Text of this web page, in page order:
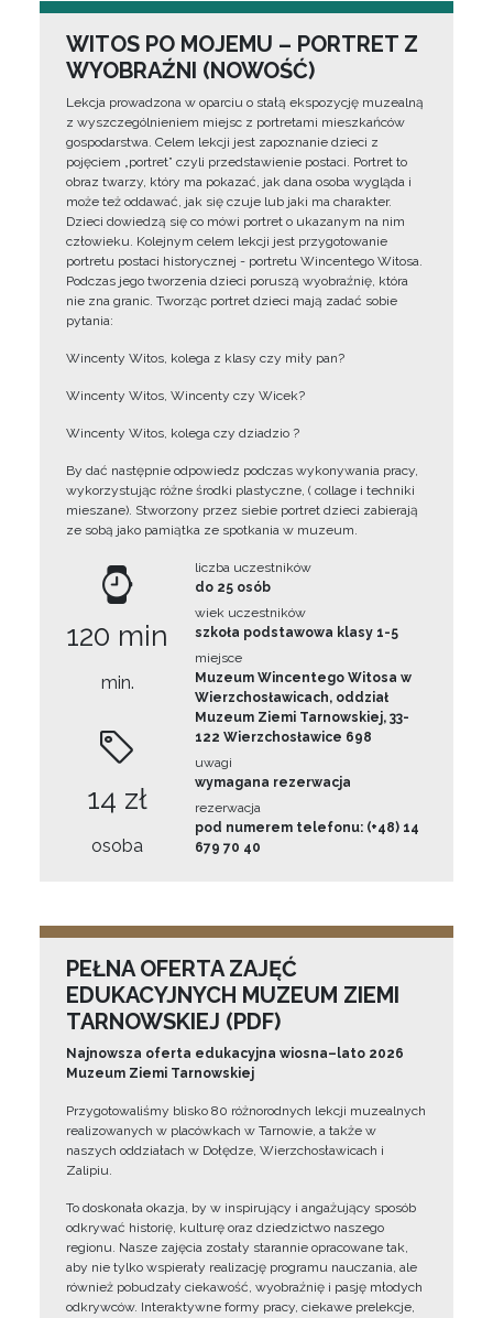
WITOS PO MOJEMU – PORTRET Z
WYOBRAŹNI (NOWOŚĆ)
Lekcja prowadzona w oparciu o stałą ekspozycję muzealną
z wyszczególnieniem miejsc z portretami mieszkańców
gospodarstwa. Celem lekcji jest zapoznanie dzieci z
pojęciem „portret” czyli przedstawienie postaci. Portret to
obraz twarzy, który ma pokazać, jak dana osoba wygląda i
może też oddawać, jak się czuje lub jaki ma charakter.
Dzieci dowiedzą się co mówi portret o ukazanym na nim
człowieku. Kolejnym celem lekcji jest przygotowanie
portretu postaci historycznej - portretu Wincentego Witosa.
Podczas jego tworzenia dzieci poruszą wyobraźnię, która
nie zna granic. Tworząc portret dzieci mają zadać sobie
pytania:
Wincenty Witos, kolega z klasy czy miły pan?
Wincenty Witos, Wincenty czy Wicek?
Wincenty Witos, kolega czy dziadzio ?
By dać następnie odpowiedz podczas wykonywania pracy,
wykorzystując różne środki plastyczne, ( collage i techniki
mieszane). Stworzony przez siebie portret dzieci zabierają
ze sobą jako pamiątka ze spotkania w muzeum.
120 min
min.
14 zł
osoba
liczba uczestników
do 25 osób
wiek uczestników
szkoła podstawowa klasy 1-5
miejsce
Muzeum Wincentego Witosa w
Wierzchosławicach, oddział
Muzeum Ziemi Tarnowskiej, 33-
122 Wierzchosławice 698
uwagi
wymagana rezerwacja
rezerwacja
pod numerem telefonu: (+48) 14
679 70 40
PEŁNA OFERTA ZAJĘĆ
EDUKACYJNYCH MUZEUM ZIEMI
TARNOWSKIEJ (PDF)
Najnowsza oferta edukacyjna wiosna–lato 2026
Muzeum Ziemi Tarnowskiej
Przygotowaliśmy blisko 80 różnorodnych lekcji muzealnych
realizowanych w placówkach w Tarnowie, a także w
naszych oddziałach w Dołędze, Wierzchosławicach i
Zalipiu.
To doskonała okazja, by w inspirujący i angażujący sposób
odkrywać historię, kulturę oraz dziedzictwo naszego
regionu. Nasze zajęcia zostały starannie opracowane tak,
aby nie tylko wspierały realizację programu nauczania, ale
również pobudzały ciekawość, wyobraźnię i pasję młodych
odkrywców. Interaktywne formy pracy, ciekawe prelekcje,